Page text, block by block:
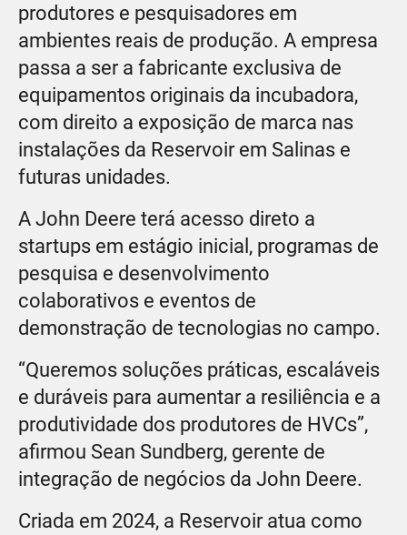
produtores e pesquisadores em
ambientes reais de produção. A empresa
passa a ser a fabricante exclusiva de
equipamentos originais da incubadora,
com direito a exposição de marca nas
instalações da Reservoir em Salinas e
futuras unidades.
A John Deere terá acesso direto a
startups em estágio inicial, programas de
pesquisa e desenvolvimento
colaborativos e eventos de
demonstração de tecnologias no campo.
“Queremos soluções práticas, escaláveis
e duráveis para aumentar a resiliência e a
produtividade dos produtores de HVCs”,
afirmou Sean Sundberg, gerente de
integração de negócios da John Deere.
Criada em 2024, a Reservoir atua como